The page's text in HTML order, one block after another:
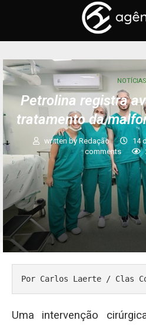
NOTÍCIAS
Petrolina registra
tratamento da
written by Redação 14
comments
Por Carlos Laerte / Clas
Uma intervenção